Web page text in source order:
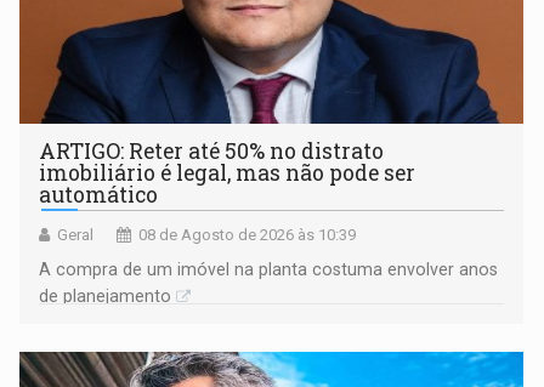
ARTIGO: Reter até 50% no distrato
imobiliário é legal, mas não pode ser
automático
Geral 08 de Agosto de 2026 às 10:39
A compra de um imóvel na planta costuma envolver anos
de planejamento